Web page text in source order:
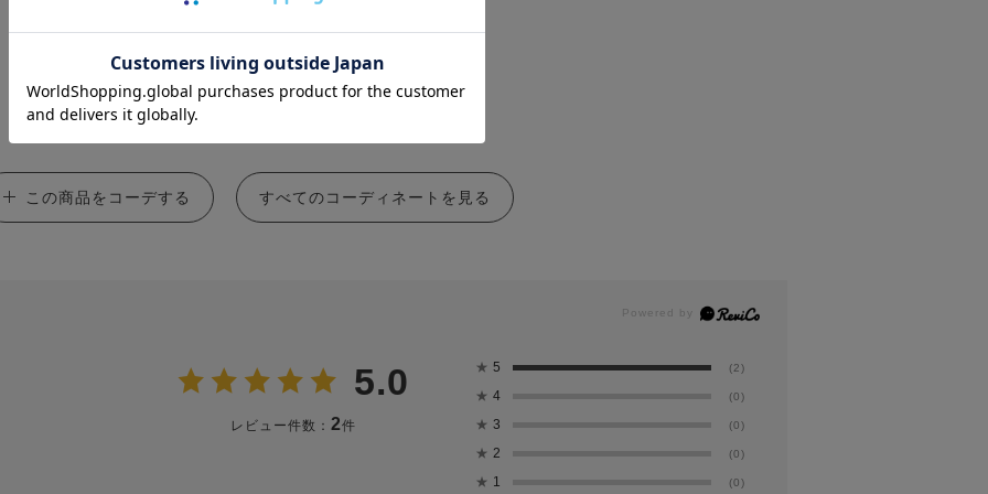
この商品をコーデする すべてのコーディネートを見る
5.0
レビュー件数： 2件
★ 5 (2)
★ 4 (0)
★ 3 (0)
★ 2 (0)
★ 1 (0)